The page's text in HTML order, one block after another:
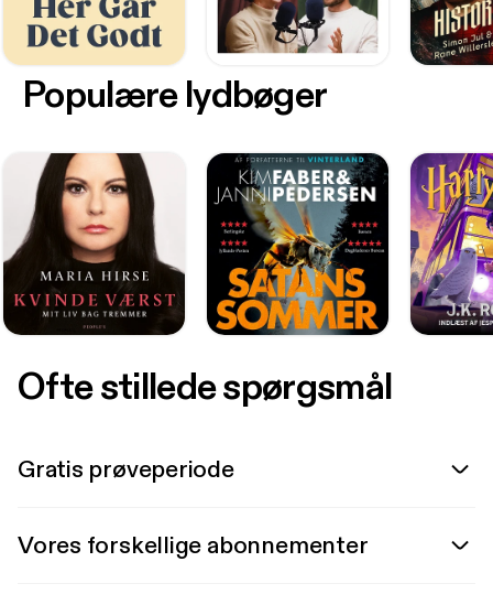
Populære lydbøger
Ofte stillede spørgsmål
Gratis prøveperiode
Vores forskellige abonnementer